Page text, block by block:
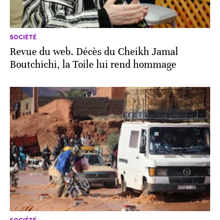
SOCIÉTÉ
Revue du web. Décès du Cheikh Jamal
Boutchichi, la Toile lui rend hommage